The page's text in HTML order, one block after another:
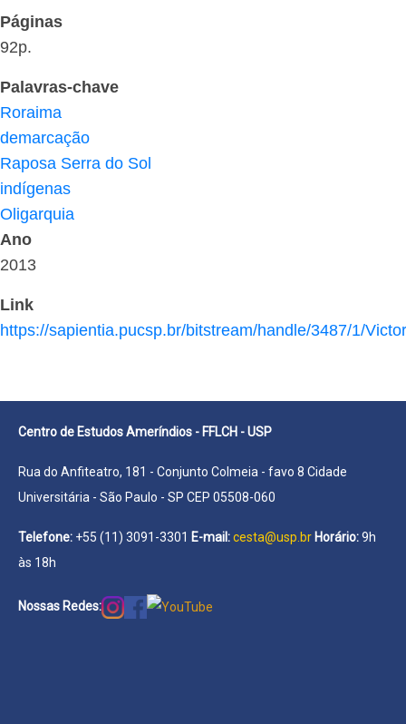
Páginas
92p.
Palavras-chave
Roraima
demarcação
Raposa Serra do Sol
indígenas
Oligarquia
Ano
2013
Link
https://sapientia.pucsp.br/bitstream/handle/3487/1/
Centro de Estudos Ameríndios - FFLCH - USP
Rua do Anfiteatro, 181 - Conjunto Colmeia - favo 8 Cidade
Universitária - São Paulo - SP CEP 05508-060
Telefone: +55 (11) 3091-3301 E-mail:cesta@usp.br Horário:9h
às 18h
Nossas Redes: